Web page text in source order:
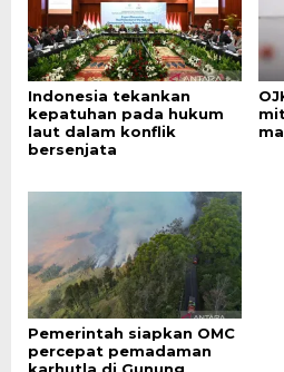
Indonesia tekankan
kepatuhan pada hukum
laut dalam konflik
bersenjata
Pemerintah siapkan OMC
percepat pemadaman
karhutla di Gunung